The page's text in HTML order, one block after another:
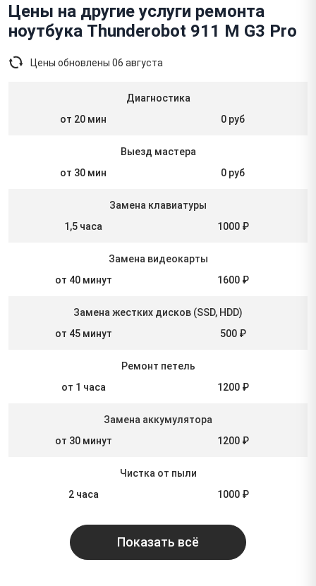
Цены на другие услуги ремонта
ноутбука Thunderobot 911 M G3 Pro
Цены обновлены 06 августа
Диагностика
от 20 мин
0 руб
Выезд мастера
от 30 мин
0 руб
Замена клавиатуры
1,5 часа
1000 ₽
Замена видеокарты
от 40 минут
1600 ₽
Замена жестких дисков (SSD, HDD)
от 45 минут
500 ₽
Ремонт петель
от 1 часа
1200 ₽
Замена аккумулятора
от 30 минут
1200 ₽
Чистка от пыли
2 часа
1000 ₽
Показать всё